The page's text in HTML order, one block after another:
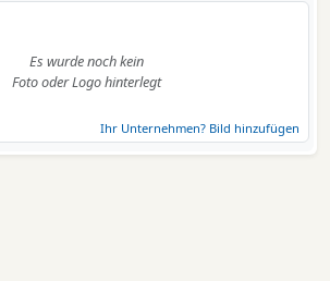
Es wurde noch kein
Foto oder Logo hinterlegt
Ihr Unternehmen? Bild hinzufügen